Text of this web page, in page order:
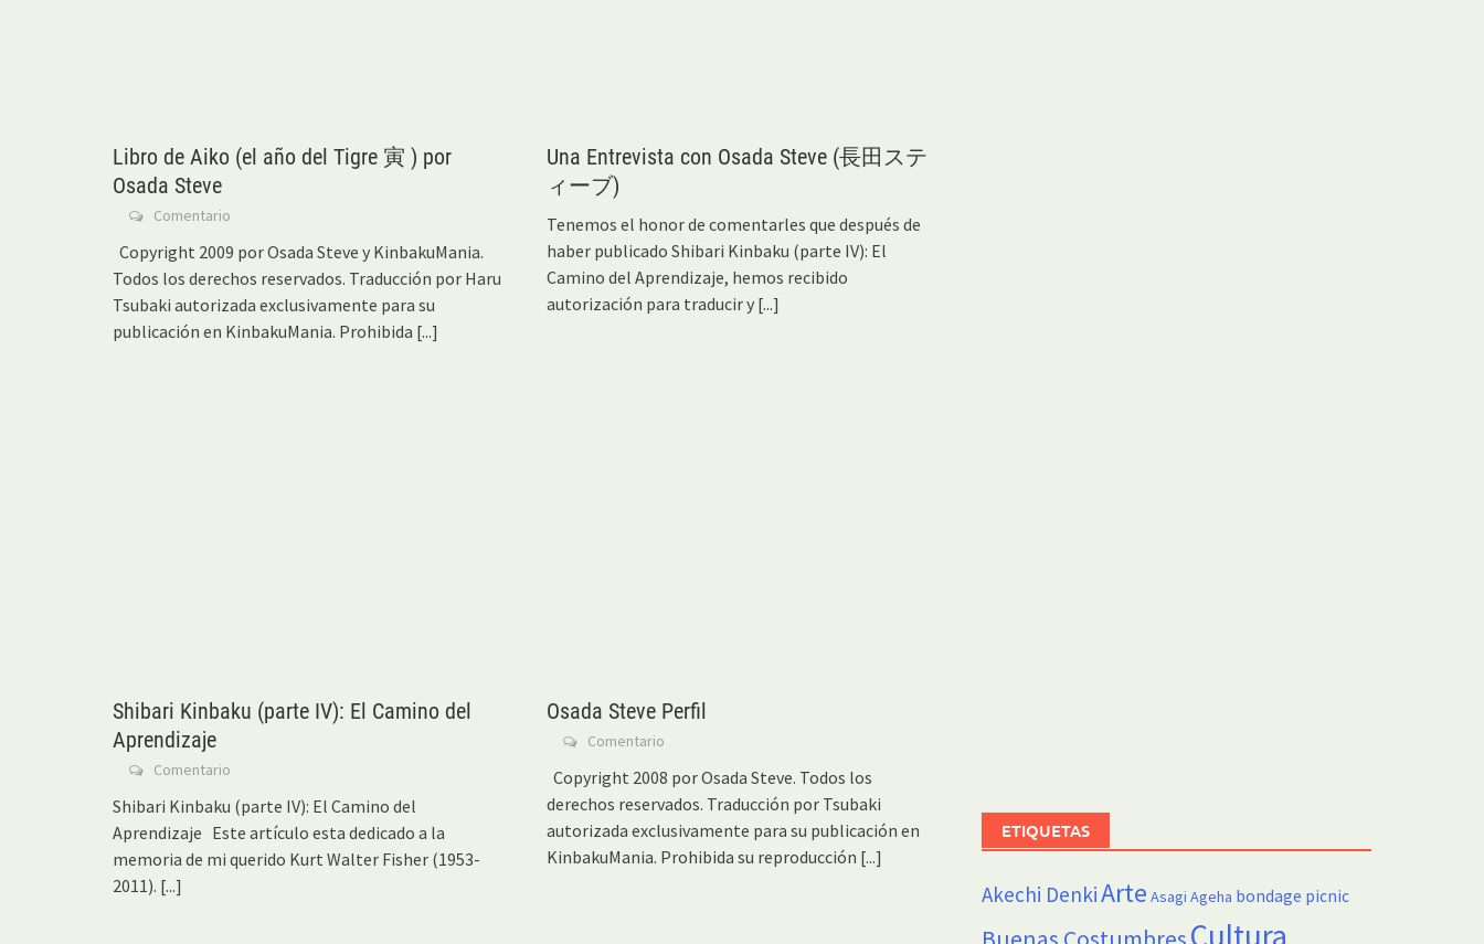
Libro de Aiko (el año del Tigre 寅 ) por
Osada Steve
Comentario
Copyright 2009 por Osada Steve y KinbakuMania.
Todos los derechos reservados. Traducción por Haru
Tsubaki autorizada exclusivamente para su
publicación en KinbakuMania. Prohibida [...]
Una Entrevista con Osada Steve (長田ステ
ィーブ)
Tenemos el honor de comentarles que después de
haber publicado Shibari Kinbaku (parte IV): El
Camino del Aprendizaje, hemos recibido
autorización para traducir y [...]
Shibari Kinbaku (parte IV): El Camino del
Aprendizaje
Comentario
Shibari Kinbaku (parte IV): El Camino del
Aprendizaje Este artículo esta dedicado a la
memoria de mi querido Kurt Walter Fisher (1953-
2011). [...]
Osada Steve Perfil
Comentario
Copyright 2008 por Osada Steve. Todos los
derechos reservados. Traducción por Tsubaki
autorizada exclusivamente para su publicación en
KinbakuMania. Prohibida su reproducción [...]
ETIQUETAS
Akechi DenkiArte Asagi Ageha bondage picnic
Cultura